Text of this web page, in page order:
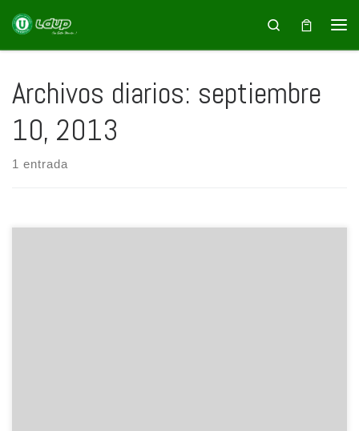
Saltar al contenido Search
Archivos diarios: septiembre
10, 2013
1 entrada